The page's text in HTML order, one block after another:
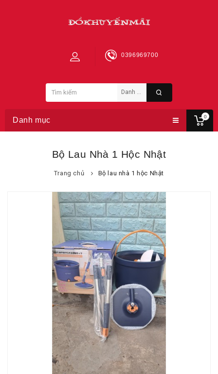
0
0396969700
Danh mục
Bộ Lau Nhà 1 Hộc Nhật
Trang chủ Bộ lau nhà 1 hộc Nhật